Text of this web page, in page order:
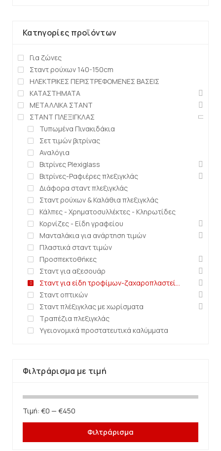
Κατηγορίες προϊόντων
Για ζώνες
Σταντ ρούχων 140-150cm
ΗΛΕΚΤΡΙΚΕΣ ΠΕΡΙΣΤΡΕΦΟΜΕΝΕΣ ΒΑΣΕΙΣ
ΚΑΤΑΣΤΗΜΑΤΑ
ΜΕΤΑΛΛΙΚΑ ΣΤΑΝΤ
ΣΤΑΝΤ ΠΛΕΞΙΓΚΛΑΣ
Τυπωμένα Πινακιδάκια
Σετ τιμών βιτρίνας
Αναλόγια
Βιτρίνες Plexiglass
Βιτρίνες-Ραφιέρες πλεξιγκλάς
Διάφορα σταντ πλεξιγκλάς
Σταντ ρούχων & Καλάθια πλεξιγκλάς
Κάλπες - Χρηματοσυλλέκτες - Κληρωτίδες
Κορνίζες - Είδη γραφείου
Μανταλάκια για ανάρτηση τιμών
Πλαστικά σταντ τιμών
Προσπεκτοθήκες
Σταντ για αξεσουάρ
Σταντ για είδη τροφίμων-ζαχαροπλαστείων
Σταντ οπτικών
Σταντ πλέξιγκλας με χωρίσματα
Τραπέζια πλεξιγκλάς
Υγειονομικά προστατευτικά καλύμματα
Φιλτράρισμα με τιμή
Φιλτράρισμα
Τιμή: €0 — €450